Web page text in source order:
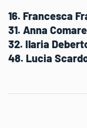
16. Francesca
31. Anna
32. Ilaria
48. Lucia